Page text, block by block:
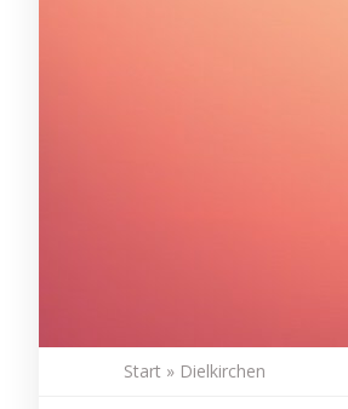
Start » Dielkirchen